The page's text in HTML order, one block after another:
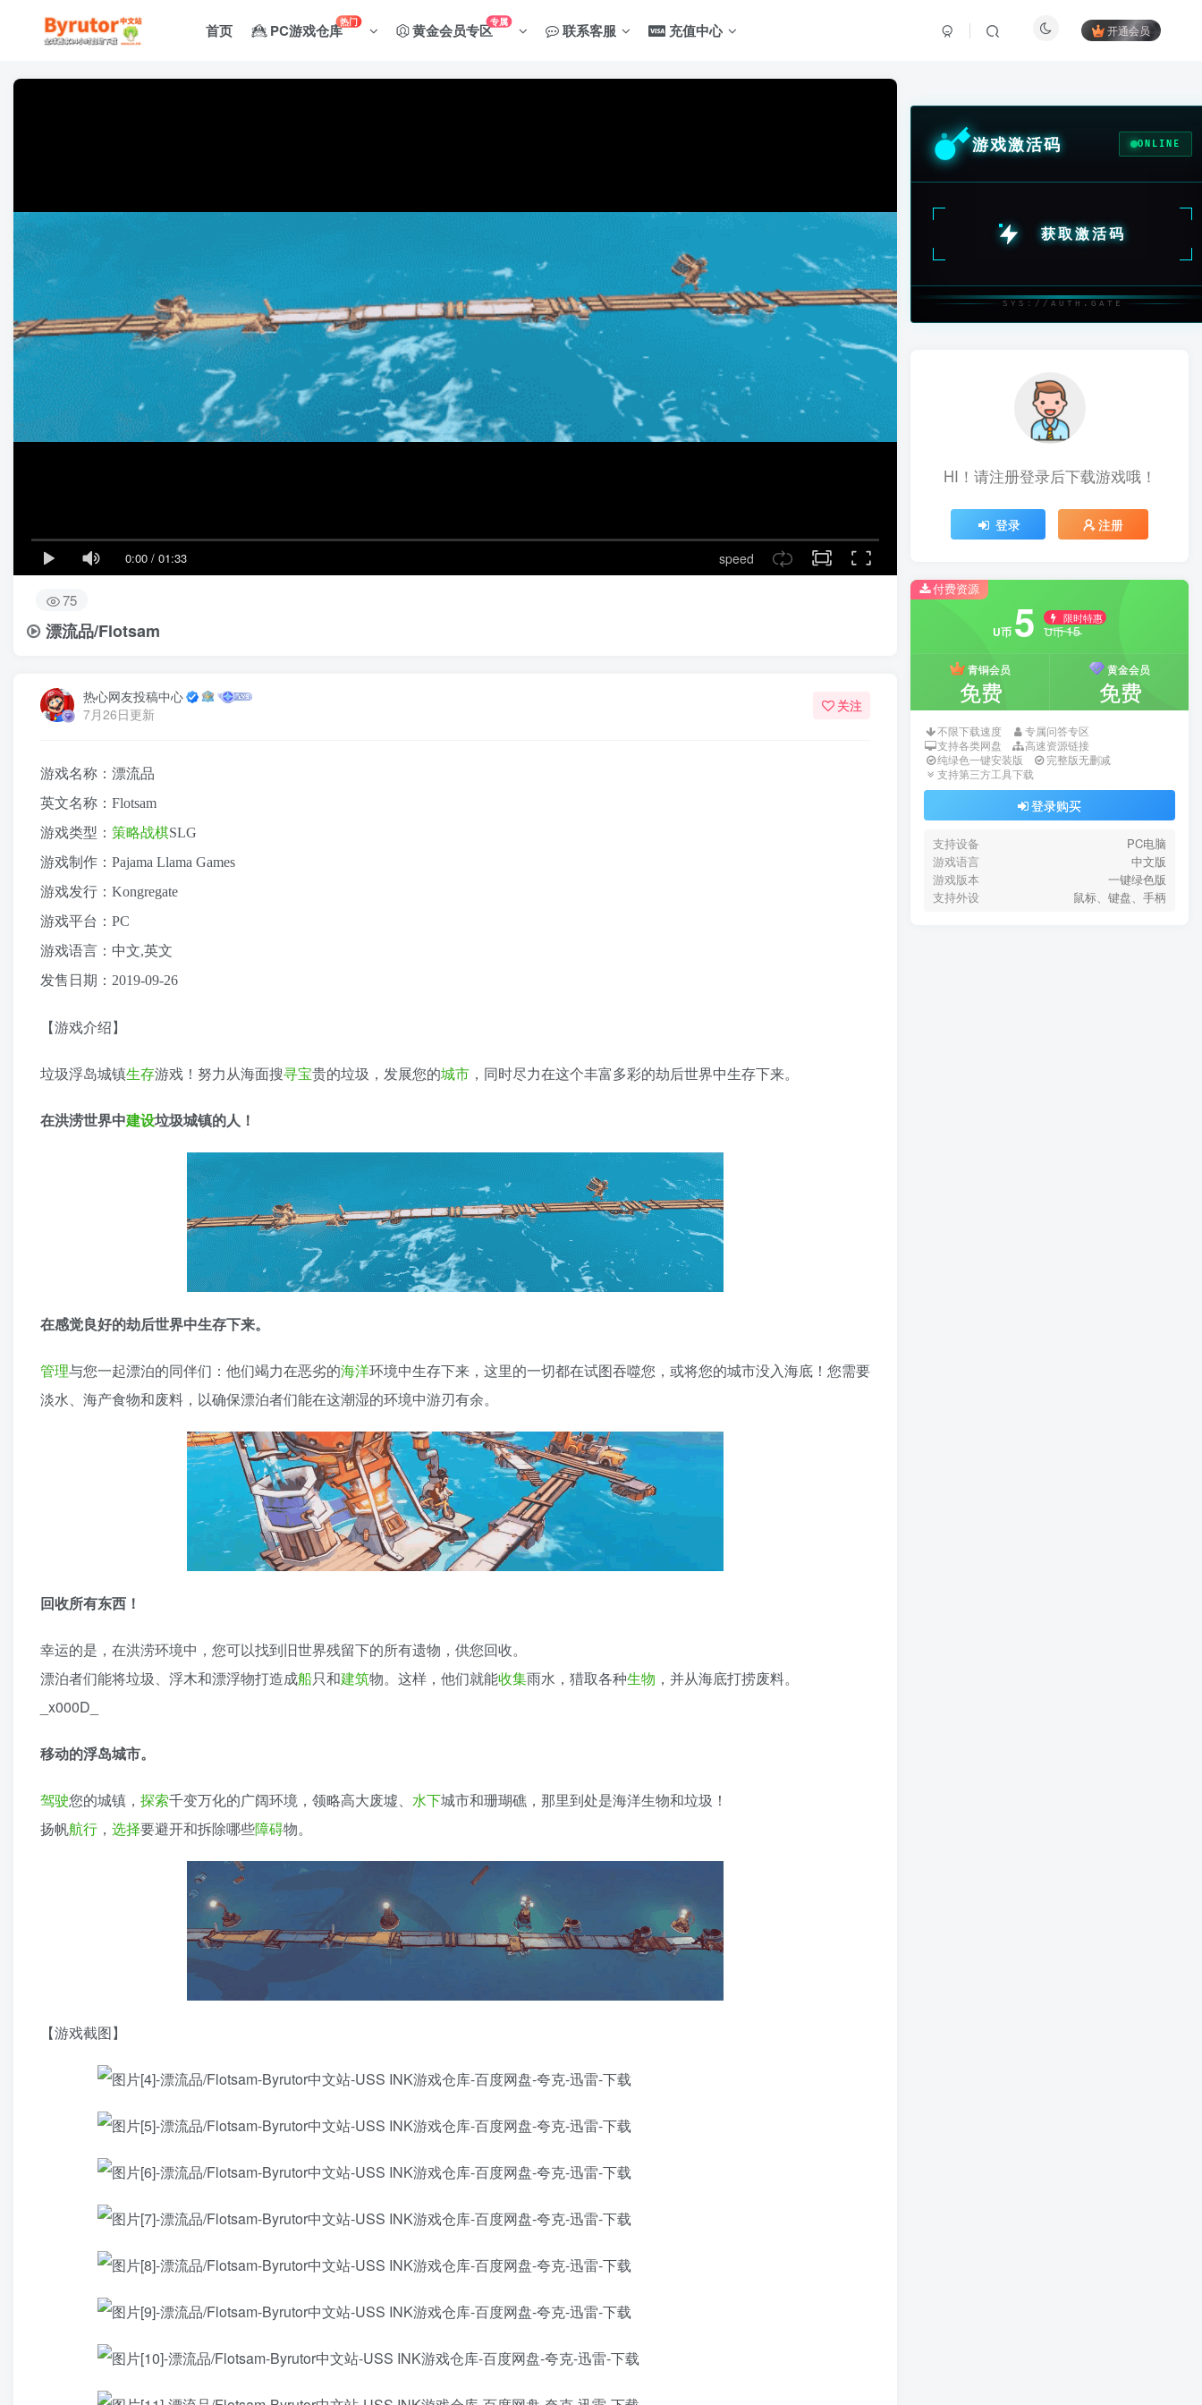
首页 PC游戏仓库热门 黄金会员专区专属 联系客服 充值中心 开通会员
0:00 / 01:33 speed
75
漂流品/Flotsam
热心网友投稿中心
7月26日更新
关注
游戏名称：漂流品
英文名称：Flotsam
游戏类型： 策略战棋SLG
游戏制作：Pajama Llama Games
游戏发行：Kongregate
游戏平台：PC
游戏语言：中文,英文
发售日期：2019-09-26
【游戏介绍】
垃圾浮岛城镇生存游戏！努力从海面搜寻宝贵的垃圾，发展您的城市 ，同时尽力在这个丰富多彩的劫后世界中生存下来。
在洪涝世界中建设垃圾城镇的人！
在感觉良好的劫后世界中生存下来。
管理与您一起漂泊的同伴们：他们竭力在恶劣的海洋环境中生存下来，这里的一切都在试图吞噬您，或将您的城市没入海底！您需要
淡水、海产食物和废料，以确保漂泊者们能在这潮湿的环境中游刃有余。
回收所有东西！
幸运的是，在洪涝环境中，您可以找到旧世界残留下的所有遗物，供您回收。
漂泊者们能将垃圾、浮木和漂浮物打造成船只和建筑物。这样，他们就能收集雨水，猎取各种生物 ，并从海底打捞废料。
_x000D_
移动的浮岛城市。
驾驶您的城镇， 探索千变万化的广阔环境，领略高大废墟、 水下城市和珊瑚礁，那里到处是海洋生物和垃圾！
扬帆航行 ， 选择要避开和拆除哪些障碍物。
【游戏截图】
游戏激活码 ONLINE
获取激活码
SYS://AUTH.GATE
HI！请注册登录后下载游戏哦！
登录 注册
付费资源
U币 5 限时特惠
U币15
青铜会员
免费
黄金会员
免费
不限下载速度
专属问答专区
支持各类网盘
高速资源链接
纯绿色一键安装版
完整版无删减
支持第三方工具下载
登录购买
支持设备
PC电脑
游戏语言
中文版
游戏版本
一键绿色版
支持外设
鼠标、键盘、手柄